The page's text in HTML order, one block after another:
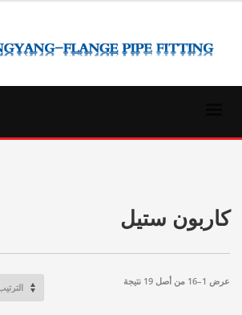
كاربون ستيل
عرض 1–16 من أصل 19 نتيجة